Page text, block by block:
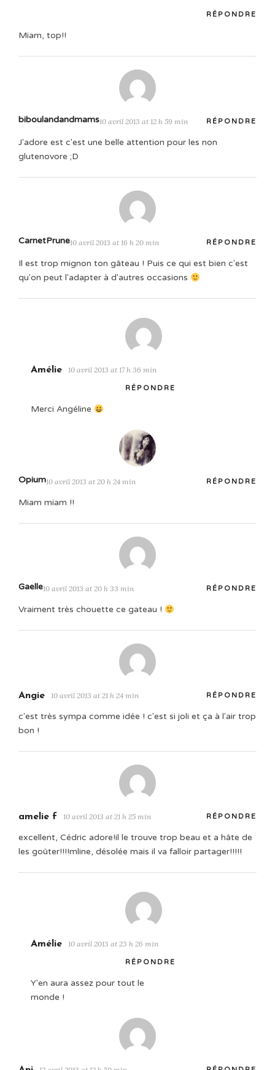
RÉPONDRE
Miam, top!!
biboulandandmams10 avril 2013 at 12 h 59 min RÉPONDRE
J'adore est c'est une belle attention pour les non
glutenovore ;D
CarnetPrune10 avril 2013 at 16 h 20 min RÉPONDRE
Il est trop mignon ton gâteau ! Puis ce qui est bien c'est
qu'on peut l'adapter à d'autres occasions
Amélie 10 avril 2013 at 17 h 36 min
RÉPONDRE
Merci Angéline
Opium10 avril 2013 at 20 h 24 min RÉPONDRE
Miam miam !!
Gaelle10 avril 2013 at 20 h 33 min RÉPONDRE
Vraiment très chouette ce gateau !
Angie 10 avril 2013 at 21 h 24 min RÉPONDRE
c'est très sympa comme idée ! c'est si joli et ça à l'air trop
bon !
amelie f 10 avril 2013 at 21 h 25 min RÉPONDRE
excellent, Cédric adore!il le trouve trop beau et a hâte de
les goûter!!!!mline, désolée mais il va falloir partager!!!!!
Amélie 10 avril 2013 at 23 h 26 min
RÉPONDRE
Y'en aura assez pour tout le
monde !